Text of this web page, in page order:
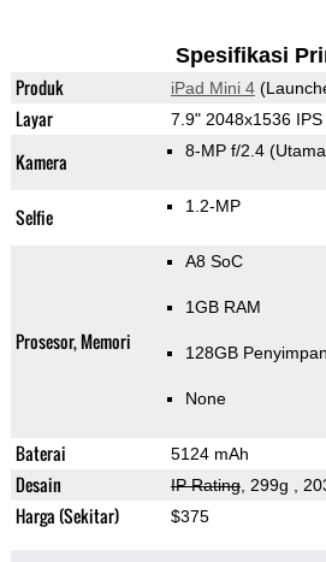
Spesifikasi
Produk iPad Mini 4
Layar 7.9" 2048x1536 IPS
Kamera 8-MP f/2.4
Selfie 1.2-MP
Prosesor, Memori
A8 SoC
1GB RAM
128GB
None
Baterai 5124 mAh
Desain IP Rating, 299g ,
Harga (Sekitar) $375